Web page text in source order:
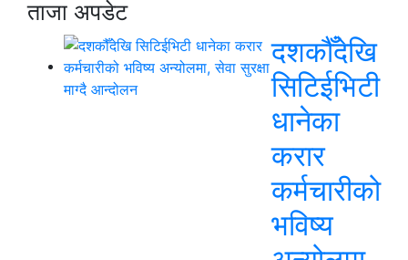
ताजा अपडेट
दशकौँदेखि
सिटिईभिटी
धानेका
करार
कर्मचारीको
भविष्य